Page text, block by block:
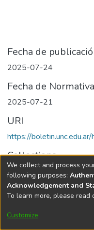
Fecha de
2025-07-24
Fecha de Normativa
2025-07-21
URI
https://
Collections
Edición 019/2025 del 24
Universidad
We collect and process
following purposes:
Acknowledgement and
To learn more, please read
Customize